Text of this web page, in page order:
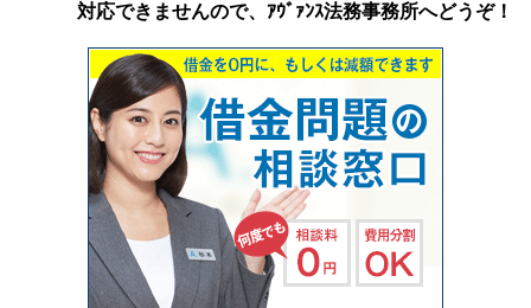
対応できませんので、ｱｳﾞｧﾝｽ法務事務所へどうぞ！